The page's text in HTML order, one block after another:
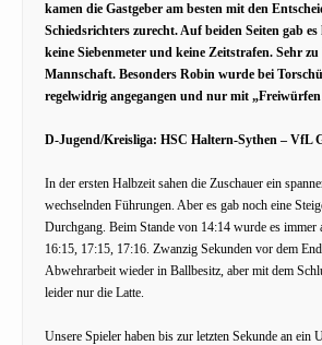
kamen die Gastgeber am besten mit den
Schiedsrichters zurecht. Auf beiden Seiten gab
keine Siebenmeter und keine Zeitstrafen. Sehr
Mannschaft. Besonders Robin wurde bei
regelwidrig angegangen und nur mit
D-Jugend/Kreisliga: HSC Haltern-Sythen – VfL
In der ersten Halbzeit sahen die Zuschauer ein
wechselnden Führungen. Aber es gab noch eine
Durchgang. Beim Stande von 14:14 wurde es immer
16:15, 17:15, 17:16. Zwanzig Sekunden vor dem
Abwehrarbeit wieder in Ballbesitz, aber mit dem
leider nur die Latte.
Unsere Spieler haben bis zur letzten Sekunde an ein